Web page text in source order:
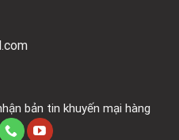
bản tin khuyến mại hàng